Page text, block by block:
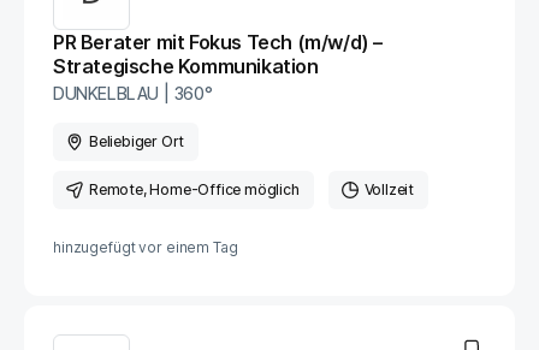
PR Berater mit Fokus Tech (m/w/d) –
Strategische Kommunikation
DUNKELBLAU | 360°
Beliebiger Ort
Remote, Home-Office möglich Vollzeit
hinzugefügt vor einem Tag